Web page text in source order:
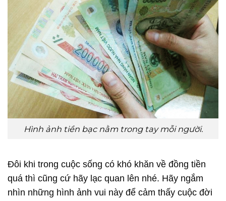
Hình ảnh tiền bạc nằm trong tay mỗi người.
Đôi khi trong cuộc sống có khó khăn về đồng tiền
quá thì cũng cứ hãy lạc quan lên nhé. Hãy ngắm
nhìn những hình ảnh vui này để cảm thấy cuộc đời